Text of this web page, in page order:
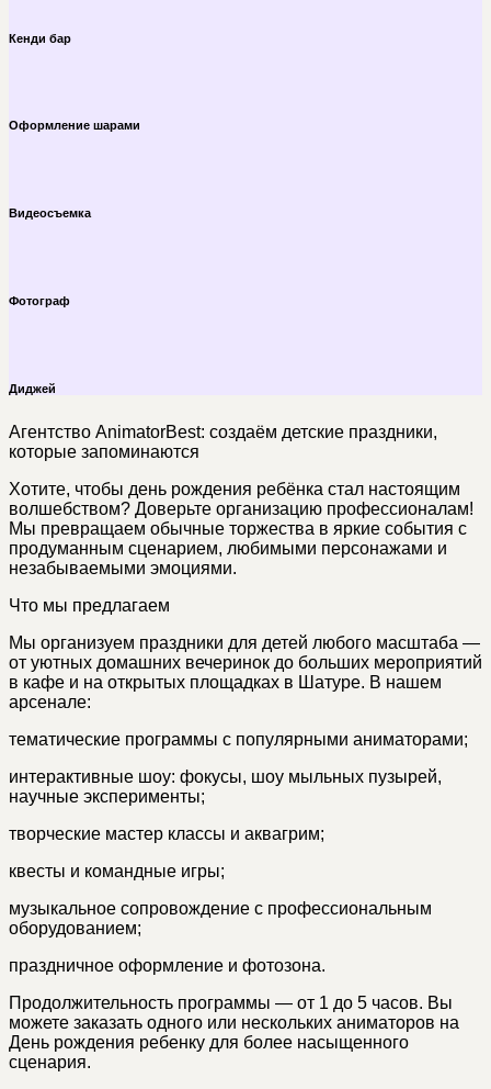
Кенди бар
Оформление шарами
Видеосъемка
Фотограф
Диджей
Агентство AnimatorBest: создаём детские праздники,
которые запоминаются
Хотите, чтобы день рождения ребёнка стал настоящим
волшебством? Доверьте организацию профессионалам!
Мы превращаем обычные торжества в яркие события с
продуманным сценарием, любимыми персонажами и
незабываемыми эмоциями.
Что мы предлагаем
Мы организуем праздники для детей любого масштаба —
от уютных домашних вечеринок до больших мероприятий
в кафе и на открытых площадках в Шатуре. В нашем
арсенале:
тематические программы с популярными аниматорами;
интерактивные шоу: фокусы, шоу мыльных пузырей,
научные эксперименты;
творческие мастер классы и аквагрим;
квесты и командные игры;
музыкальное сопровождение с профессиональным
оборудованием;
праздничное оформление и фотозона.
Продолжительность программы — от 1 до 5 часов. Вы
можете заказать одного или нескольких аниматоров на
День рождения ребенку для более насыщенного
сценария.